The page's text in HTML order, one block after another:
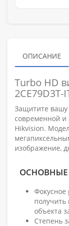
ОПИСАНИЕ
Turbo HD
Защитите
современной
Hikvision.
изображение,
ОСНОВНЫЕ
Фокусное
объекта
Степень